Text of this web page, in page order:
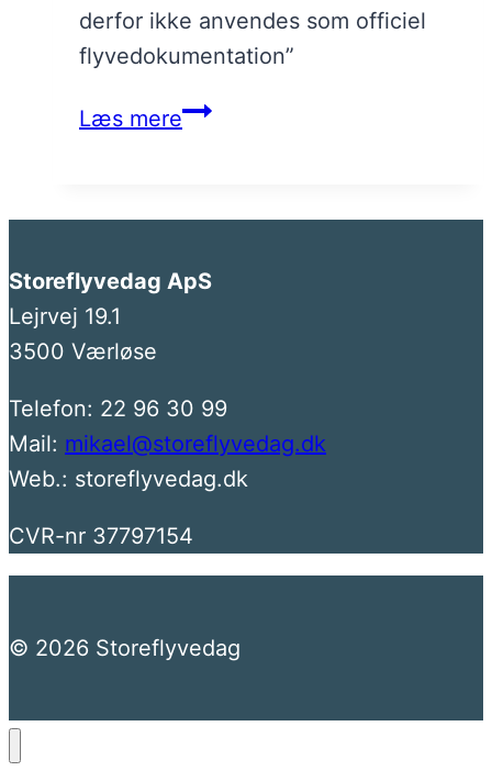
derfor ikke anvendes som officiel
flyvedokumentation”
Læs mereVelkommen
Storeflyvedag ApS
Lejrvej 19.1
3500 Værløse
Telefon: 22 96 30 99
Mail: mikael@storeflyvedag.dk
Web.: storeflyvedag.dk
CVR-nr 37797154
© 2026 Storeflyvedag